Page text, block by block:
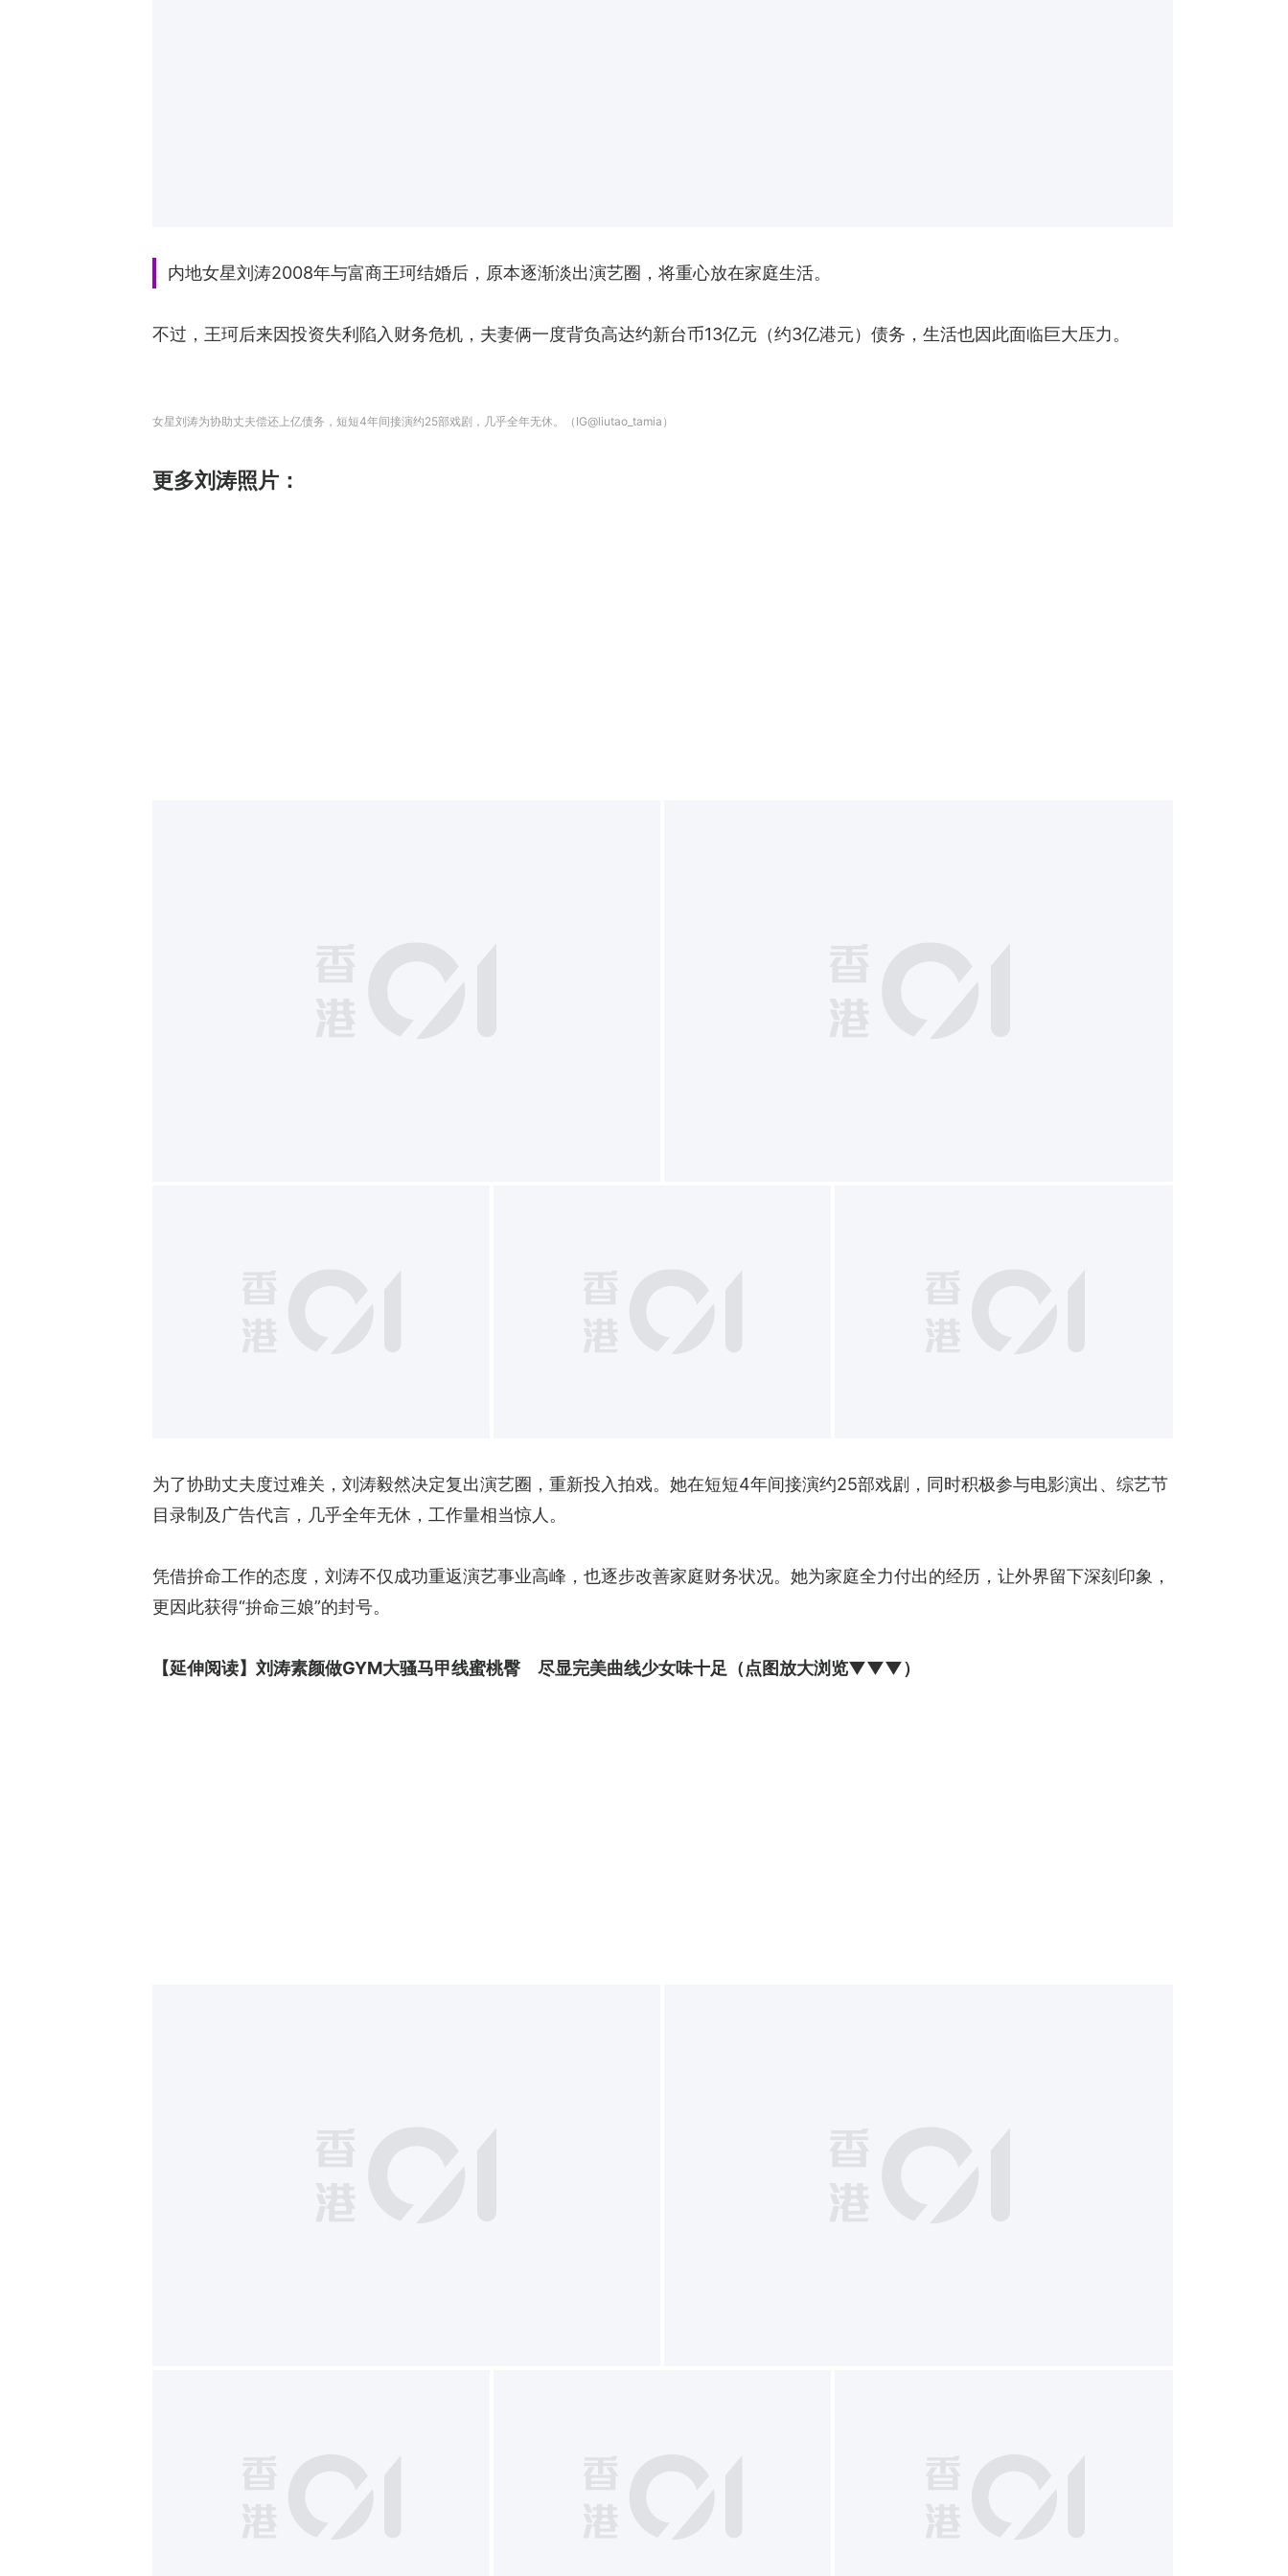
内地女星刘涛2008年与富商王珂结婚后，原本逐渐淡出演艺圈，将重心放在家庭生活。
不过，王珂后来因投资失利陷入财务危机，夫妻俩一度背负高达约新台币13亿元（约3亿港元）债务，生活也因此面临巨大压力。
女星刘涛为协助丈夫偿还上亿债务，短短4年间接演约25部戏剧，几乎全年无休。（IG@liutao_tamia）
更多刘涛照片：
为了协助丈夫度过难关，刘涛毅然决定复出演艺圈，重新投入拍戏。她在短短4年间接演约25部戏剧，同时积极参与电影演出、综艺节
目录制及广告代言，几乎全年无休，工作量相当惊人。
凭借拚命工作的态度，刘涛不仅成功重返演艺事业高峰，也逐步改善家庭财务状况。她为家庭全力付出的经历，让外界留下深刻印象，
更因此获得“拚命三娘”的封号。
【延伸阅读】 刘涛素颜做GYM大骚马甲线蜜桃臀　尽显完美曲线少女味十足（点图放大浏览▼▼▼）